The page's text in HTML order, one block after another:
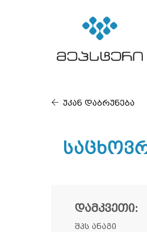
უკან დაბრუნება
ᲓᲐᲛᲙᲕᲔᲗᲘ:
შპს ანაგი